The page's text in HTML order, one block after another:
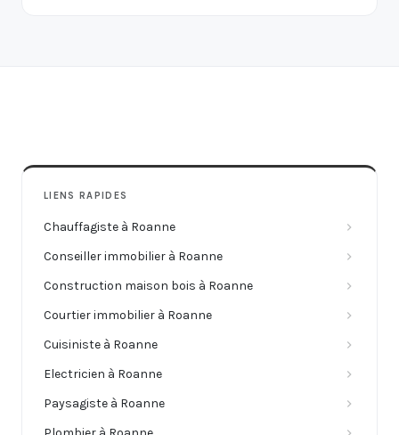
LIENS RAPIDES
Chauffagiste à Roanne
Conseiller immobilier à Roanne
Construction maison bois à Roanne
Courtier immobilier à Roanne
Cuisiniste à Roanne
Electricien à Roanne
Paysagiste à Roanne